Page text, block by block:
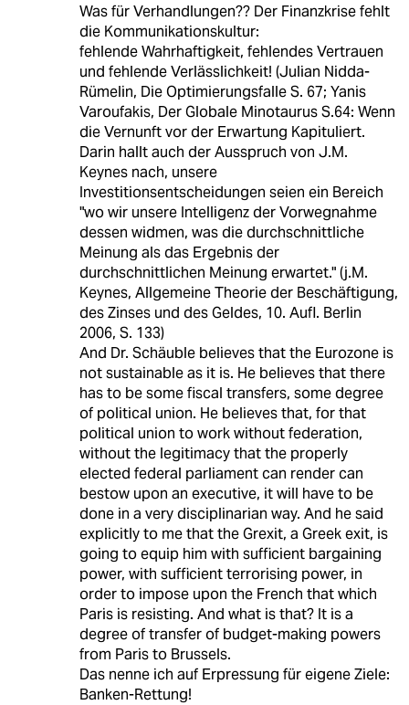
Was für Verhandlungen?? Der Finanzkrise fehlt
die Kommunikationskultur:
fehlende Wahrhaftigkeit, fehlendes Vertrauen
und fehlende Verlässlichkeit! (Julian Nidda-
Rümelin, Die Optimierungsfalle S. 67; Yanis
Varoufakis, Der Globale Minotaurus S.64: Wenn
die Vernunft vor der Erwartung Kapituliert.
Darin hallt auch der Ausspruch von J.M.
Keynes nach, unsere
Investitionsentscheidungen seien ein Bereich
"wo wir unsere Intelligenz der Vorwegnahme
dessen widmen, was die durchschnittliche
Meinung als das Ergebnis der
durchschnittlichen Meinung erwartet." (j.M.
Keynes, Allgemeine Theorie der Beschäftigung,
des Zinses und des Geldes, 10. Aufl. Berlin
2006, S. 133)
And Dr. Schäuble believes that the Eurozone is
not sustainable as it is. He believes that there
has to be some fiscal transfers, some degree
of political union. He believes that, for that
political union to work without federation,
without the legitimacy that the properly
elected federal parliament can render can
bestow upon an executive, it will have to be
done in a very disciplinarian way. And he said
explicitly to me that the Grexit, a Greek exit, is
going to equip him with sufficient bargaining
power, with sufficient terrorising power, in
order to impose upon the French that which
Paris is resisting. And what is that? It is a
degree of transfer of budget-making powers
from Paris to Brussels.
Das nenne ich auf Erpressung für eigene Ziele:
Banken-Rettung!